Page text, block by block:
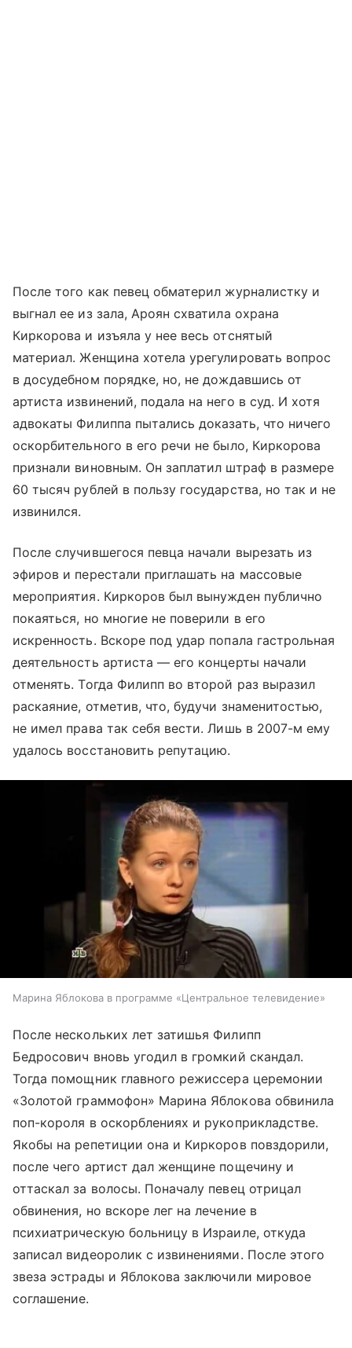
После того как певец обматерил журналистку и
выгнал ее из зала, Ароян схватила охрана
Киркорова и изъяла у нее весь отснятый
материал. Женщина хотела урегулировать вопрос
в досудебном порядке, но, не дождавшись от
артиста извинений, подала на него в суд. И хотя
адвокаты Филиппа пытались доказать, что ничего
оскорбительного в его речи не было, Киркорова
признали виновным. Он заплатил штраф в размере
60 тысяч рублей в пользу государства, но так и не
извинился.
После случившегося певца начали вырезать из
эфиров и перестали приглашать на массовые
мероприятия. Киркоров был вынужден публично
покаяться, но многие не поверили в его
искренность. Вскоре под удар попала гастрольная
деятельность артиста — его концерты начали
отменять. Тогда Филипп во второй раз выразил
раскаяние, отметив, что, будучи знаменитостью,
не имел права так себя вести. Лишь в 2007-м ему
удалось восстановить репутацию.
Марина Яблокова в программе «Центральное телевидение»
После нескольких лет затишья Филипп
Бедросович вновь угодил в громкий скандал.
Тогда помощник главного режиссера церемонии
«Золотой граммофон» Марина Яблокова обвинила
поп-короля в оскорблениях и рукоприкладстве.
Якобы на репетиции она и Киркоров повздорили,
после чего артист дал женщине пощечину и
оттаскал за волосы. Поначалу певец отрицал
обвинения, но вскоре лег на лечение в
психиатрическую больницу в Израиле, откуда
записал видеоролик с извинениями. После этого
звеза эстрады и Яблокова заключили мировое
соглашение.